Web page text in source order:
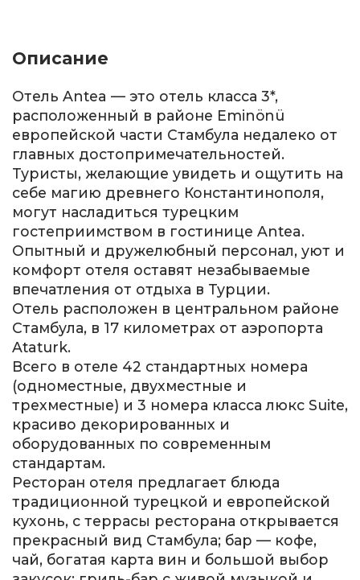
Описание
Отель Antea — это отель класса 3*,
расположенный в районе Eminönü
европейской части Стамбула недалеко от
главных достопримечательностей.
Туристы, желающие увидеть и ощутить на
себе магию древнего Константинополя,
могут насладиться турецким
гостеприимством в гостинице Antea.
Опытный и дружелюбный персонал, уют и
комфорт отеля оставят незабываемые
впечатления от отдыха в Турции.
Отель расположен в центральном районе
Стамбула, в 17 километрах от аэропорта
Ataturk.
Всего в отеле 42 стандартных номера
(одноместные, двухместные и
трехместные) и 3 номера класса люкс Suite,
красиво декорированных и
оборудованных по современным
стандартам.
Ресторан отеля предлагает блюда
традиционной турецкой и европейской
кухонь, с террасы ресторана открывается
прекрасный вид Стамбула; бар — кофе,
чай, богатая карта вин и большой выбор